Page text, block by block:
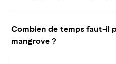
Combien de temps faut-il
mangrove ?